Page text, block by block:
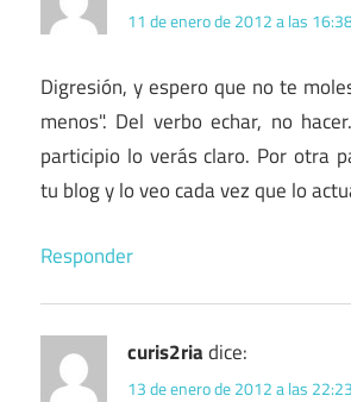
11 de enero de 2012 a las
Digresión, y espero que no te
menos". Del verbo echar, no
participio lo verás claro. Por otra
tu blog y lo veo cada vez que lo
Responder
curis2riadice:
13 de enero de 2012 a las 22:23